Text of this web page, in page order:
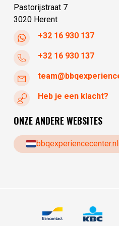
Pastorijstraat 7
3020 Herent
+32 16 930 137
+32 16 930 137
Heb je een klacht?
ONZE ANDERE WEBSITES
bbqexperiencecenter.nl